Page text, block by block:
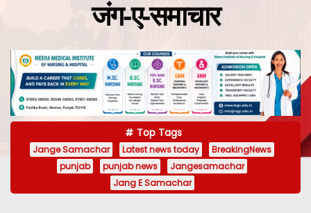
जंग-ए-समाचार
Top Tags
Jange Samachar Latest news today
BreakingNews
punjab
punjab news
Jangesamachar
Jang E Samachar